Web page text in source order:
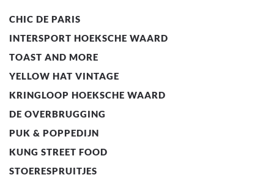
CHIC DE PARIS
INTERSPORT HOEKSCHE WAARD
TOAST AND MORE
YELLOW HAT VINTAGE
KRINGLOOP HOEKSCHE WAARD
DE OVERBRUGGING
PUK & POPPEDIJN
KUNG STREET FOOD
STOERESPRUITJES